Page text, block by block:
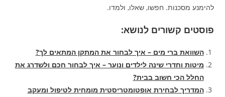
להימנע מסכנות. חפשו, שאלו, ולמדו.
פוסטים קשורים לנושא:
השוואת ברי מים – איך לבחור את המתקן המתאים לך?
מיטות וחדרי שינה לילדים ונוער – איך לבחור חכם ולשדרג את
החלל הכי חשוב בבית?
המדריך לבחירת אופטומטריסטית מומחית לטיפול ומעקב